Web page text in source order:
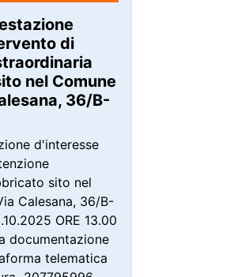
di
nel Comune
36/B-
d'interesse
sito nel
Calesana, 36/B-
ORE 13.00
documentazione
telematica